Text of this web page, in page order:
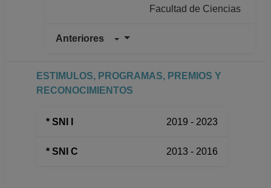
Facultad de Ciencias
Anteriores
Facultad de Ciencias
PROFESOR
No Definitivo
ESTIMULOS, PROGRAMAS, PREMIOS Y
RECONOCIMIENTOS
* SNI I 2019 - 2023
* SNI C 2013 - 2016